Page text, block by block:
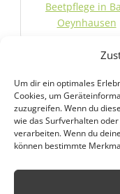
Um dir ein optimales
Cookies, um
zuzugreifen. Wenn du
wie das Surfverhalten
verarbeiten. Wenn du
können bestimmte
Beetpflege in
Oeynhausen
Beetpflege in
Beetpflege in
Beetpflege in